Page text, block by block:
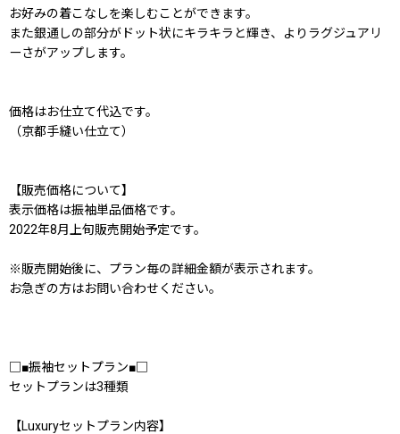
お好みの着こなしを楽しむことができます。
また銀通しの部分がドット状にキラキラと輝き、よりラグジュアリ
ーさがアップします。
価格はお仕立て代込です。
（京都手縫い仕立て）
【販売価格について】
表示価格は振袖単品価格です。
2022年8月上旬販売開始予定です。
※販売開始後に、プラン毎の詳細金額が表示されます。
お急ぎの方はお問い合わせください。
□■振袖セットプラン■□
セットプランは3種類
【Luxuryセットプラン内容】